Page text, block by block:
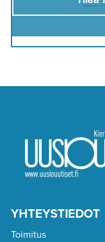
YHTEYSTIEDOT
Toimitus